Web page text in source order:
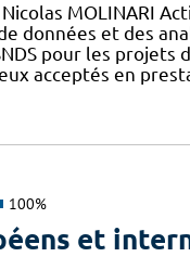
MOLINARI
données et des
pour les projets
acceptés en
100%
et